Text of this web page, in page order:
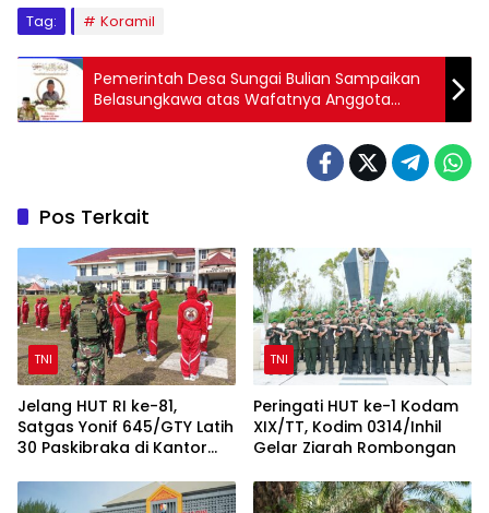
Tag: Koramil
Pemerintah Desa Sungai Bulian Sampaikan
Belasungkawa atas Wafatnya Anggota
Lembaga Adat
Pos Terkait
TNI
Jelang HUT RI ke-81,
Satgas Yonif 645/GTY Latih
30 Paskibraka di Kantor
TNI
Peringati HUT ke-1 Kodam
XIX/TT, Kodim 0314/Inhil
Gelar Ziarah Rombongan